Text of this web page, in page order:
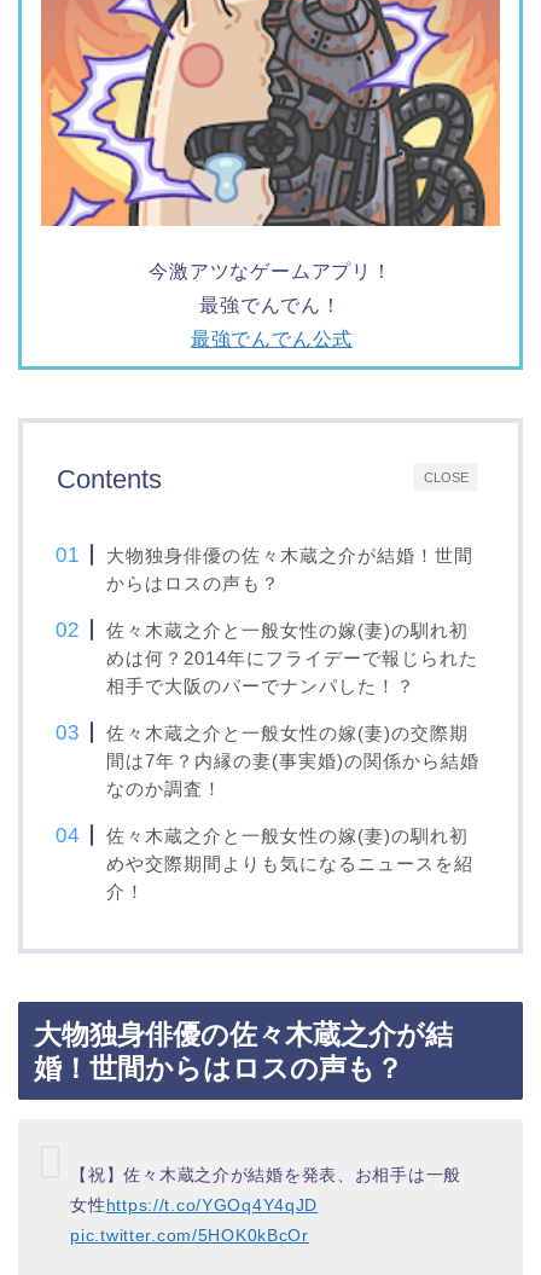
今激アツなゲームアプリ！
最強でんでん！
最強でんでん公式
CLOSE
Contents
大物独身俳優の佐々木蔵之介が結婚！世間
からはロスの声も？
佐々木蔵之介と一般女性の嫁(妻)の馴れ初
めは何？2014年にフライデーで報じられた
相手で大阪のバーでナンパした！？
佐々木蔵之介と一般女性の嫁(妻)の交際期
間は7年？内縁の妻(事実婚)の関係から結婚
なのか調査！
佐々木蔵之介と一般女性の嫁(妻)の馴れ初
めや交際期間よりも気になるニュースを紹
介！
大物独身俳優の佐々木蔵之介が結
婚！世間からはロスの声も？
【祝】佐々木蔵之介が結婚を発表、お相手は一般
女性https://t.co/YGOq4Y4qJD
pic.twitter.com/5HOK0kBcOr